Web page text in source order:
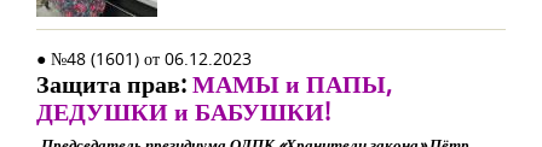
● №48 (1601) от 06.12.2023
Защита прав:МАМЫ и ПАПЫ,
ДЕДУШКИ и БАБУШКИ!